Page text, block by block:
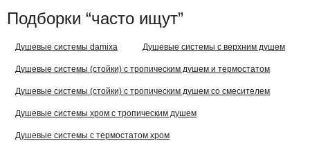
Подборки “часто ищут”
Душевые системы damixa Душевые системы с верхним душем
Душевые системы (стойки) с тропическим душем и термостатом
Душевые системы (стойки) с тропическим душем со смесителем
Душевые системы хром с тропическим душем
Душевые системы с термостатом хром